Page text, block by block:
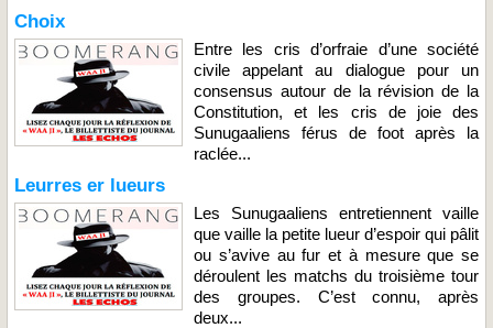
Choix
Entre les cris d’orfraie d’une société
civile appelant au dialogue pour un
consensus autour de la révision de la
Constitution, et les cris de joie des
Sunugaaliens férus de foot après la
raclée...
Leurres er lueurs
Les Sunugaaliens entretiennent vaille
que vaille la petite lueur d’espoir qui pâlit
ou s’avive au fur et à mesure que se
déroulent les matchs du troisième tour
des groupes. C’est connu, après
deux...